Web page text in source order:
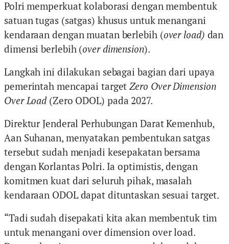
Polri memperkuat kolaborasi dengan membentuk
satuan tugas (satgas) khusus untuk menangani
kendaraan dengan muatan berlebih (over load) dan
dimensi berlebih (over dimension).
Langkah ini dilakukan sebagai bagian dari upaya
pemerintah mencapai targetZero Over Dimension
Over Load (Zero ODOL) pada 2027.
Direktur Jenderal Perhubungan Darat Kemenhub,
Aan Suhanan, menyatakan pembentukan satgas
tersebut sudah menjadi kesepakatan bersama
dengan Korlantas Polri. Ia optimistis, dengan
komitmen kuat dari seluruh pihak, masalah
kendaraan ODOL dapat dituntaskan sesuai target.
“Tadi sudah disepakati kita akan membentuk tim
untuk menangani over dimension over load.